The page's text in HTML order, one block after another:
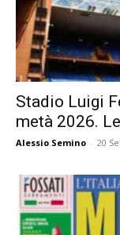
Stadio Luigi
metà 2026.
Alessio Semino - 20